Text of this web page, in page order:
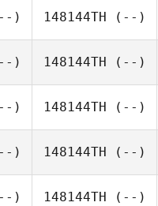
) 148144TH (--)
) 148144TH (--)
) 148144TH (--)
) 148144TH (--)
) 148144TH (--)